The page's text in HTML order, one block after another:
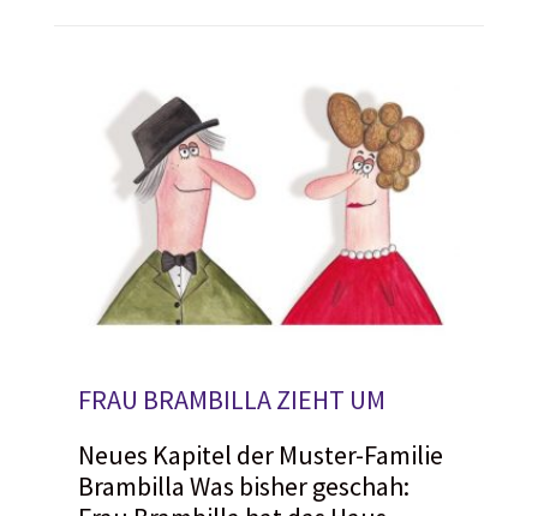
FRAU BRAMBILLA ZIEHT UM
Neues Kapitel der Muster-Familie
Brambilla Was bisher geschah: